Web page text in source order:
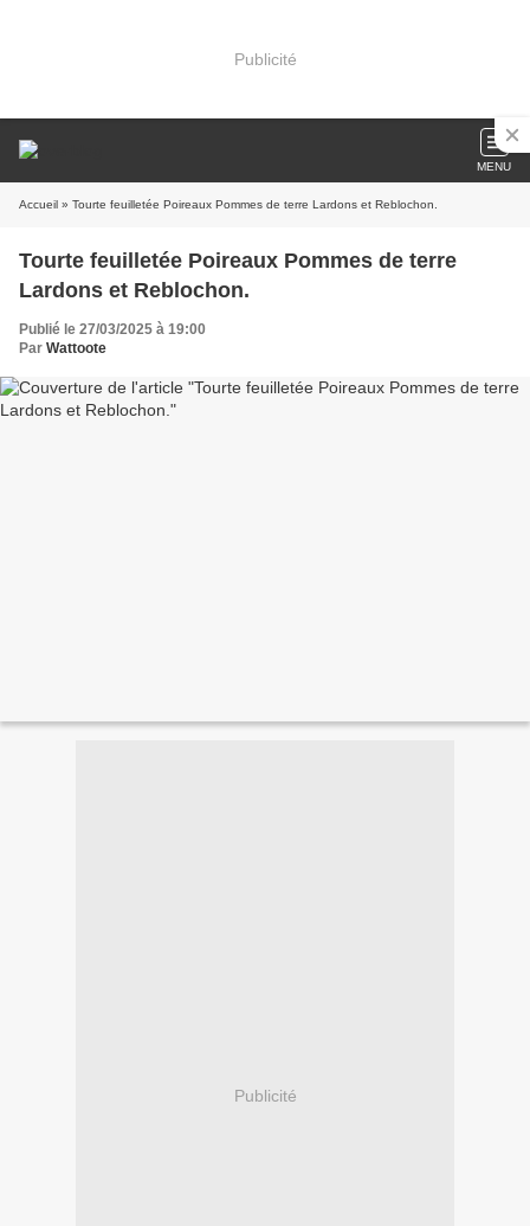
Publicité
MENU
Accueil » Tourte feuilletée Poireaux Pommes de terre Lardons et Reblochon.
Tourte feuilletée Poireaux Pommes de terre
Lardons et Reblochon.
Publié le 27/03/2025 à 19:00
Par Wattoote
Publicité